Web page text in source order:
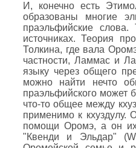
И, конечно есть
образованы многие
праэльфийские
источниках. Теория
Толкина, где вала
частности, Ламмас и
языку через общего
можно найти нечто
праэльфийского может
что-то общее между
применимо к кхуздулу.
помощи Оромэ, а он их
"Квенди и Эльдар"